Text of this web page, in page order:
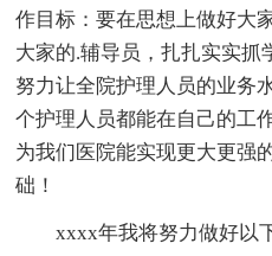
作目标：要在思想上做好大
大家的.辅导员，扎扎实实抓
努力让全院护理人员的业务
个护理人员都能在自己的工
为我们医院能实现更大更强
础！
xxxx年我将努力做好以